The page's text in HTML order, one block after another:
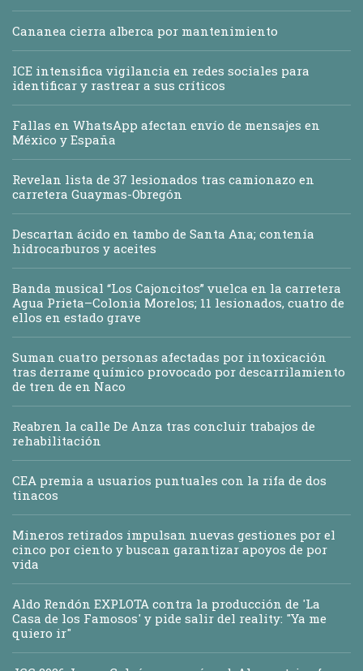
Cananea cierra alberca por mantenimiento
ICE intensifica vigilancia en redes sociales para
identificar y rastrear a sus críticos
Fallas en WhatsApp afectan envío de mensajes en
México y España
Revelan lista de 37 lesionados tras camionazo en
carretera Guaymas-Obregón
Descartan ácido en tambo de Santa Ana; contenía
hidrocarburos y aceites
Banda musical “Los Cajoncitos” vuelca en la carretera
Agua Prieta–Colonia Morelos; 11 lesionados, cuatro de
ellos en estado grave
Suman cuatro personas afectadas por intoxicación
tras derrame químico provocado por descarrilamiento
de tren de en Naco
Reabren la calle De Anza tras concluir trabajos de
rehabilitación
CEA premia a usuarios puntuales con la rifa de dos
tinacos
Mineros retirados impulsan nuevas gestiones por el
cinco por ciento y buscan garantizar apoyos de por
vida
Aldo Rendón EXPLOTA contra la producción de 'La
Casa de los Famosos' y pide salir del reality: "Ya me
quiero ir"